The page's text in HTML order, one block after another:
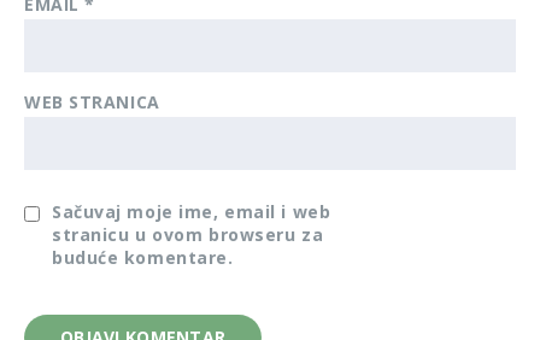
WEB STRANICA
Sačuvaj moje ime, email i web
stranicu u ovom browseru za
buduće komentare.